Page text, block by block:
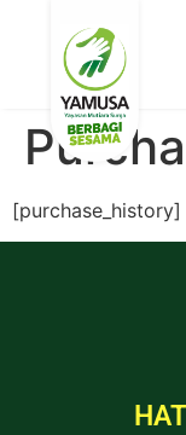
[purchase_history]